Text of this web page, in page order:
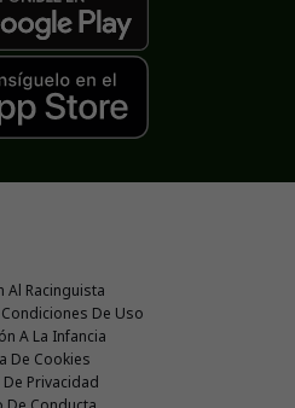
Al Racinguista
De Uso
A La Infancia
De Cookies
De Privacidad